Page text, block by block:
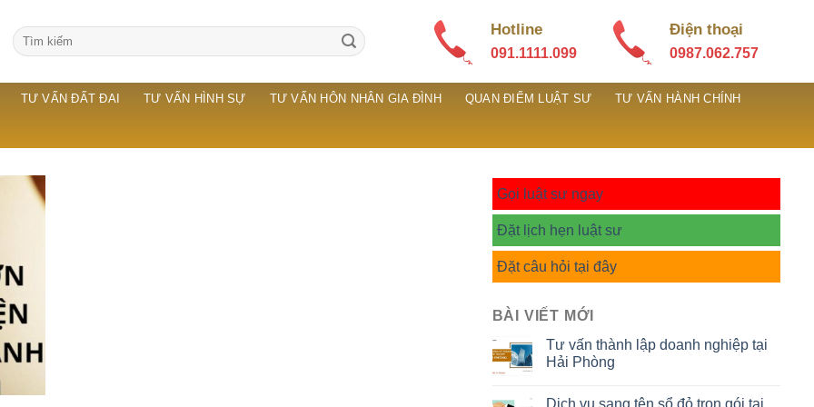
Hotline
091.1111.099
Điện thoại
0987.062.757
TƯ VẤN ĐẤT ĐAI TƯ VẤN HÌNH SỰ TƯ VẤN HÔN NHÂN GIA ĐÌNH QUAN ĐIỂM LUẬT SƯ TƯ VẤN HÀNH CHÍNH
Gọi luật sư ngay
Đặt lịch hẹn luật sư
Đặt câu hỏi tại đây
BÀI VIẾT MỚI
Tư vấn thành lập doanh nghiệp tại
Hải Phòng
Dịch vụ sang tên sổ đỏ trọn gói tại